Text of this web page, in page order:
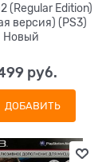
(Regular Edition)
версия) (PS3)
Новый
руб.
ДОБАВИТЬ